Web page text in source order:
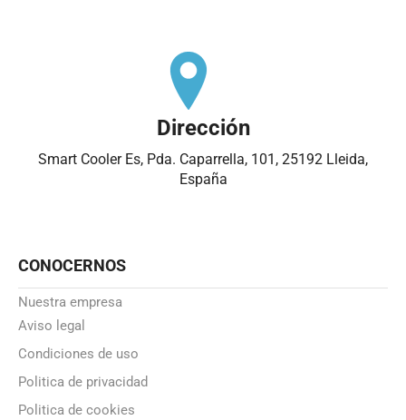
Dirección
Smart Cooler Es, Pda. Caparrella, 101, 25192 Lleida,
España
CONOCERNOS
Nuestra empresa
Aviso legal
Condiciones de uso
Politica de privacidad
Politica de cookies